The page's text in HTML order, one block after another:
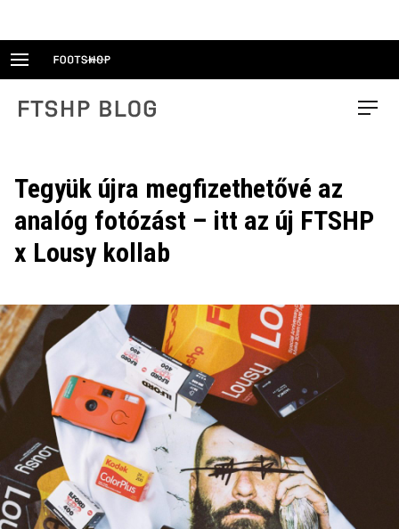
FTSHP blog Menu
Tegyük újra megfizethetővé az
analóg fotózást – itt az új FTSHP
x Lousy kollab